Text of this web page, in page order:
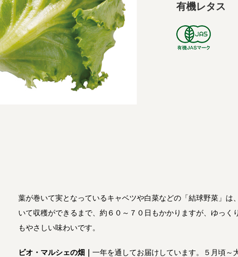
有機レタス
葉が巻いて実となっているキャベツや白菜などの「結球野菜」は
いて収穫ができるまで、約６０～７０日もかかりますが、ゆっく
もやさしい味わいです。
ビオ・マルシェの畑｜ 一年を通してお届けしています。５月頃～